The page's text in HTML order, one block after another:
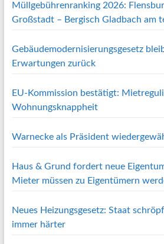
Müllgebührenranking 2026:
Großstadt – Bergisch Gladbach am
Gebäudemodernisierungsgesetz
Erwartungen zurück
EU-Kommission bestätigt:
Wohnungsknappheit
Warnecke als Präsident
Haus & Grund fordert neue
Mieter müssen zu Eigentümern
Neues Heizungsgesetz: Staat
immer härter